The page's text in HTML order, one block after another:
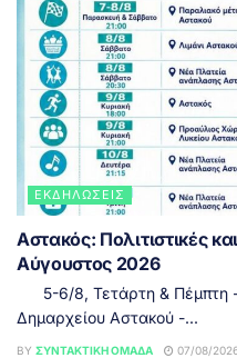
ΕΚΔΗΛΏΣΕΙΣ
Αστακός: Πολιτιστικές
Αύγουστος 2026
5-6/8, Τετάρτη & Πέμπτη
Δημαρχείου Αστακού -...
BY ΣΥΝΤΑΚΤΙΚΉ ΟΜΆΔΑ 07/08/